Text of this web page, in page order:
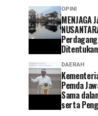
OPINI
MENJAGA
DAERAH
Pemda
Sama
serta